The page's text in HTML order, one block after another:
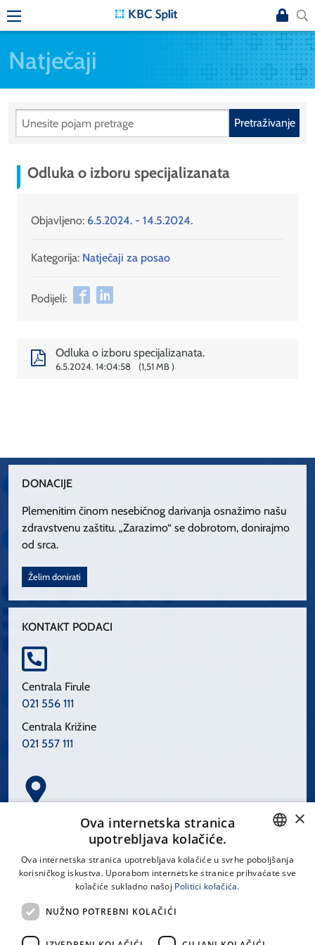
Natječaji
Pretraživanje
Odluka o izboru specijalizanata
Objavljeno: 6.5.2024. - 14.5.2024.
Kategorija: Natječaji za posao
Podijeli:
Odluka o izboru specijalizanata.
6.5.2024. 14:04:58 1,51 MB
DONACIJE
Plemenitim činom nesebičnog darivanja osnažimo našu
zdravstvenu zaštitu. „Zarazimo“ se dobrotom, donirajmo
od srca.
Želim donirati
KONTAKT PODACI
Centrala Firule
021 556 111
Centrala Križine
021 557 111
Spinčićeva 1, 21000 Split
CROATIAN
×
Ova internetska stranica
upotrebljava kolačiće.
Ova internetska stranica upotrebljava kolačiće u svrhe poboljšanja
korisničkog iskustva. Uporabom internetske stranice prihvaćate sve
kolačiće sukladno našoj Politici kolačića.
NUŽNO POTREBNI KOLAČIĆI